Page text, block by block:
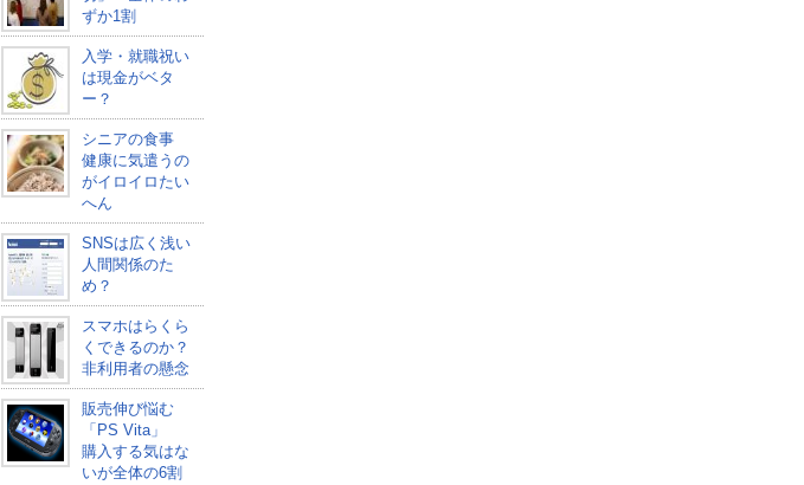
ずか1割
入学・就職祝い
は現金がベタ
ー？
シニアの食事
健康に気遣うの
がイロイロたい
へん
SNSは広く浅い
人間関係のた
め？
スマホはらくら
くできるのか？
非利用者の懸念
販売伸び悩む
「PS Vita」
購入する気はな
いが全体の6割